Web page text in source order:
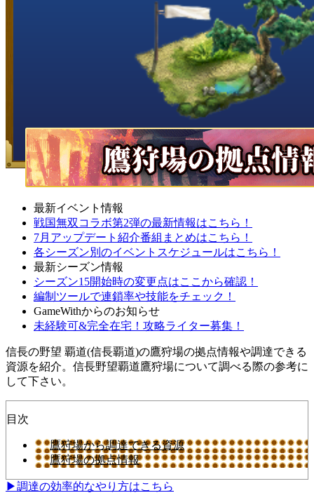
最新イベント情報
戦国無双コラボ第2弾の最新情報はこちら！
7月アップデート紹介番組まとめはこちら！
各シーズン別のイベントスケジュールはこちら！
最新シーズン情報
シーズン15開始時の変更点はここから確認！
編制ツールで連鎖率や技能をチェック！
GameWithからのお知らせ
未経験可&完全在宅！攻略ライター募集！
信長の野望 覇道(信長覇道)の鷹狩場の拠点情報や調達できる
資源を紹介。信長野望覇道鷹狩場について調べる際の参考に
して下さい。
目次
鷹狩場から調達できる資源
鷹狩場の拠点情報
▶調達の効率的なやり方はこちら